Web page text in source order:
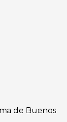
de Buenos